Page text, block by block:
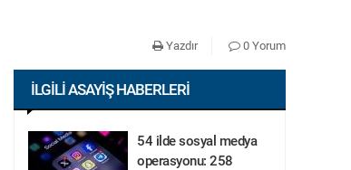
Yazdır 0 Yorum
İLGILI ASAYIŞ HABERLERI
54 ilde sosyal medya
operasyonu: 258